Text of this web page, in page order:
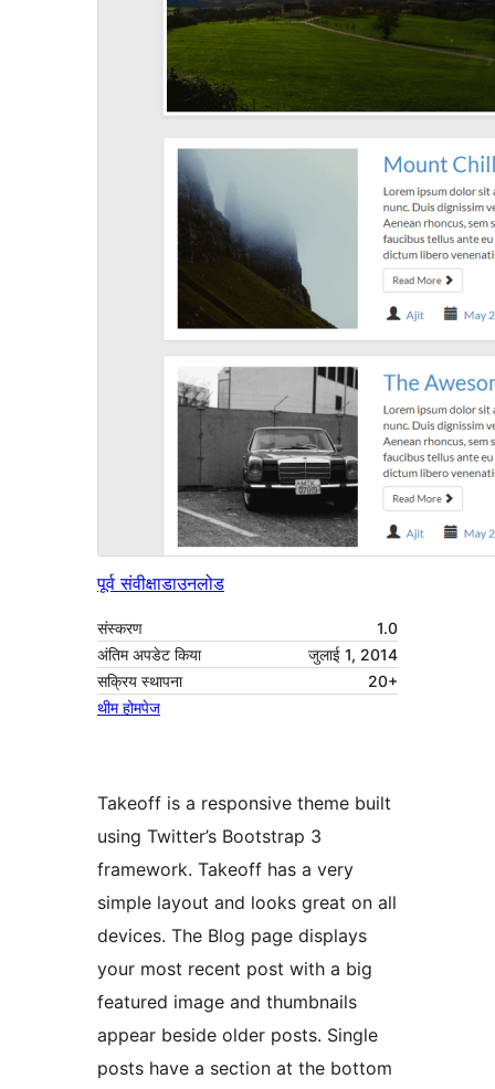
पूर्व संवीक्षाडाउनलोड
संस्करण
1.0
अंतिम अपडेट किया
जुलाई 1, 2014
सक्रिय स्थापना
20+
थीम होमपेज
Takeoff is a responsive theme built
using Twitter’s Bootstrap 3
framework. Takeoff has a very
simple layout and looks great on all
devices. The Blog page displays
your most recent post with a big
featured image and thumbnails
appear beside older posts. Single
posts have a section at the bottom